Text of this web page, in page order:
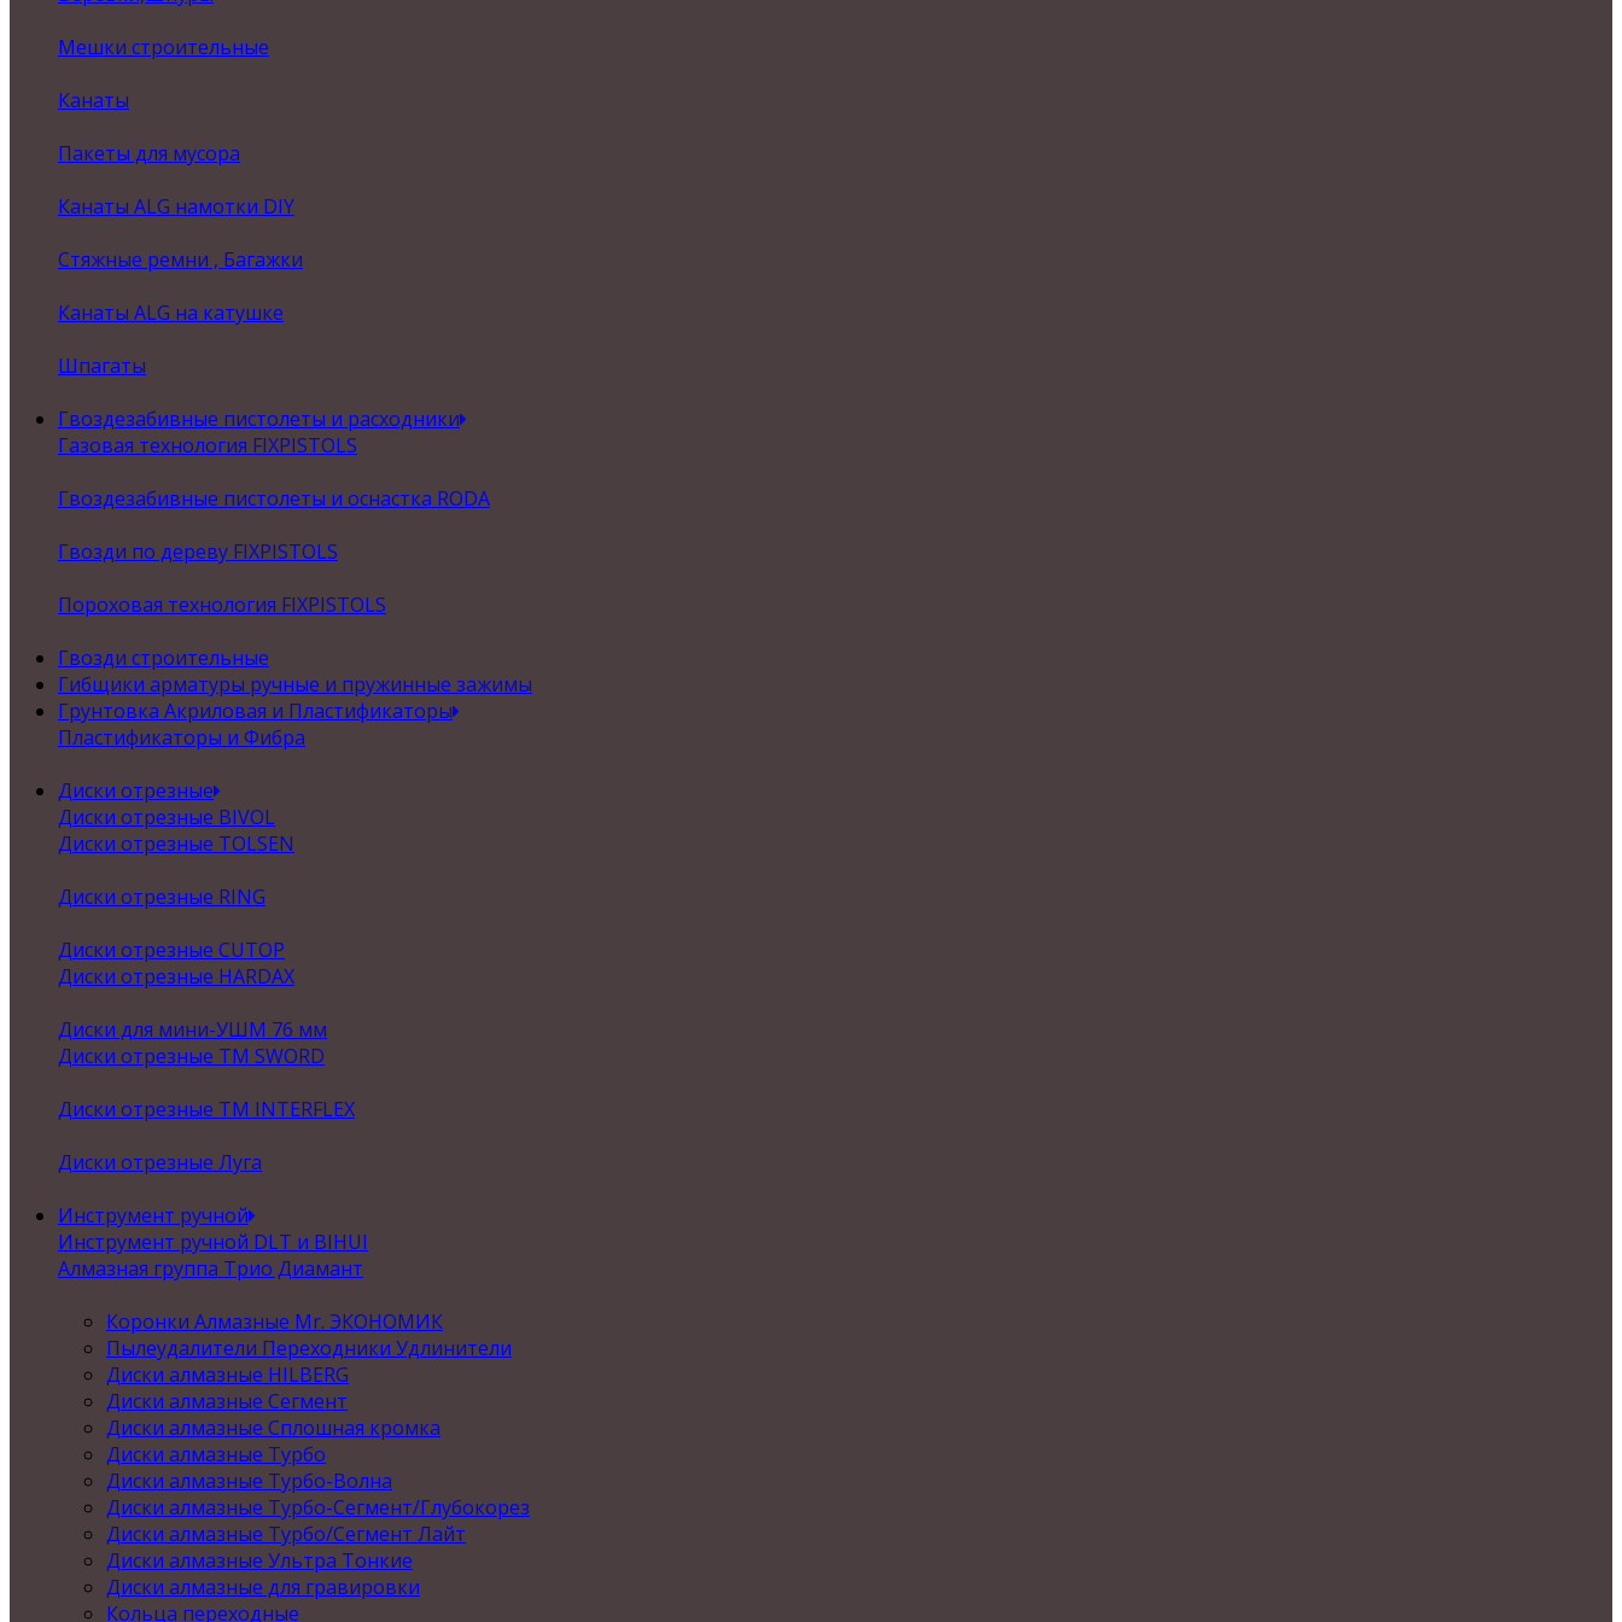
Мешки строительные
Канаты
Пакеты для мусора
Канаты ALG намотки DIY
Стяжные ремни , Багажки
Канаты ALG на катушке
Шпагаты
Гвоздезабивные пистолеты и расходники
Газовая технология FIXPISTOLS
Гвоздезабивные пистолеты и оснастка RODA
Гвозди по дереву FIXPISTOLS
Пороховая технология FIXPISTOLS
Гвозди строительные
Гибщики арматуры ручные и пружинные зажимы
Грунтовка Акриловая и Пластификаторы
Пластификаторы и Фибра
Диски отрезные
Диски отрезные BIVOL
Диски отрезные TOLSEN
Диски отрезные RING
Диски отрезные CUTOP
Диски отрезные HARDAX
Диски для мини-УШМ 76 мм
Диски отрезные ТМ SWORD
Диски отрезные ТМ INTERFLEX
Диски отрезные Луга
Инструмент ручной
Инструмент ручной DLT и BIHUI
Алмазная группа Трио Диамант
Коронки Алмазные Mr. ЭКОНОМИК
Пылеудалители Переходники Удлинители
Диски алмазные HILBERG
Диски алмазные Сегмент
Диски алмазные Сплошная кромка
Диски алмазные Турбо
Диски алмазные Турбо-Волна
Диски алмазные Турбо-Сегмент/Глубокорез
Диски алмазные Турбо/Сегмент Лайт
Диски алмазные Ультра Тонкие
Диски алмазные для гравировки
Кольца переходные